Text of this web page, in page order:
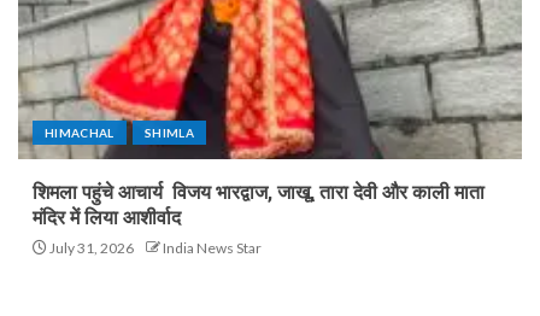
HIMACHAL SHIMLA
शिमला पहुंचे आचार्य विजय भारद्वाज, जाखू, तारा देवी और काली माता
मंदिर में लिया आशीर्वाद
July 31, 2026 India News Star